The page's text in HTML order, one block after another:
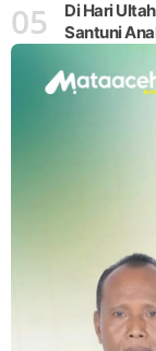
05
Di Hari
Santuni